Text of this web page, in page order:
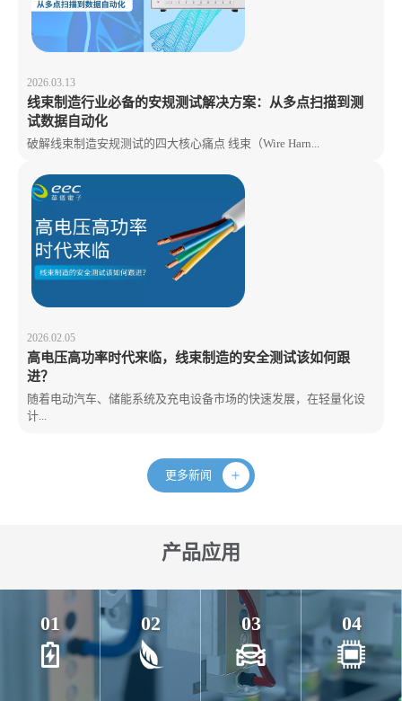
2026.03.13
线束制造行业必备的安规测试解决方案：从多点扫描到测
试数据自动化
破解线束制造安规测试的四大核心痛点 线束（Wire Harn...
2026.02.05
高电压高功率时代来临，线束制造的安全测试该如何跟
进？
随着电动汽车、储能系统及充电设备市场的快速发展，在轻量化设
计...
更多新闻
产品应用
01 02 03 04